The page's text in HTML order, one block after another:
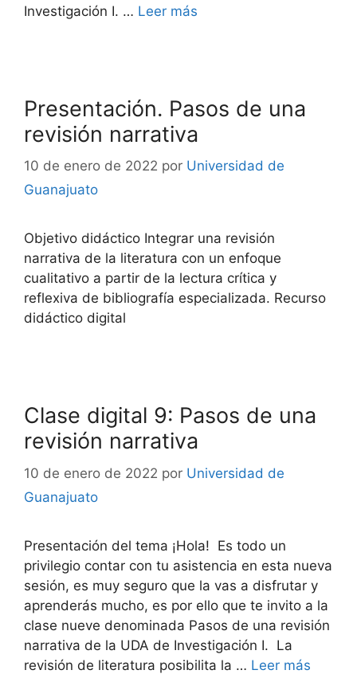
Investigación I. … Leer más
Presentación. Pasos de una
revisión narrativa
10 de enero de 2022 por Universidad de
Guanajuato
Objetivo didáctico Integrar una revisión
narrativa de la literatura con un enfoque
cualitativo a partir de la lectura crítica y
reflexiva de bibliografía especializada. Recurso
didáctico digital
Clase digital 9: Pasos de una
revisión narrativa
10 de enero de 2022 por Universidad de
Guanajuato
Presentación del tema ¡Hola! Es todo un
privilegio contar con tu asistencia en esta nueva
sesión, es muy seguro que la vas a disfrutar y
aprenderás mucho, es por ello que te invito a la
clase nueve denominada Pasos de una revisión
narrativa de la UDA de Investigación I. La
revisión de literatura posibilita la … Leer más